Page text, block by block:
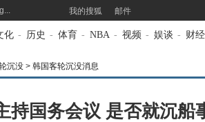
我的搜狐 邮件
化 - 历史 - 体育 - NBA - 视频 - 娱谈 - 财经
沉没 > 韩国客轮沉没消息
持国务会议 是否就沉船